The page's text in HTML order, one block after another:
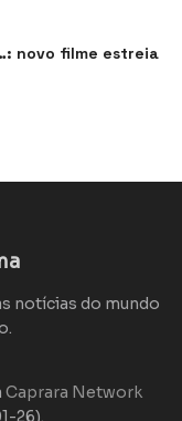
novo filme estreia
notícias do mundo
Caprara Network
26).